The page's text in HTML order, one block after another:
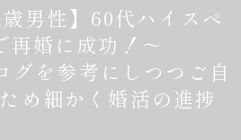
男性】60代ハイスぺ
再婚に成功！～
を参考にしつつご自
め細かく婚活の進捗